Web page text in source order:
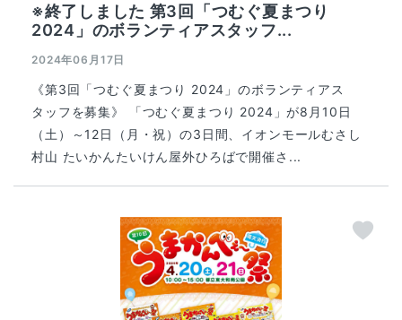
※終了しました 第3回「つむぐ夏まつり
2024」のボランティアスタッフ...
2024年06月17日
《第3回「つむぐ夏まつり 2024」のボランティアス
タッフを募集》 「つむぐ夏まつり 2024」が8月10日
（土）～12日（月・祝）の3日間、イオンモールむさし
村山 たいかんたいけん屋外ひろばで開催さ...